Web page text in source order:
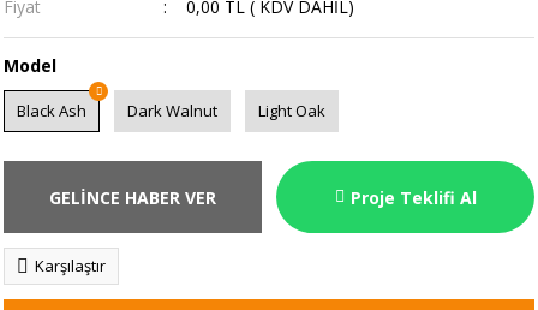
Fiyat
0,00 TL ( KDV DAHİL)
Model
Black Ash Dark Walnut Light Oak
GELİNCE HABER VER Proje Teklifi Al
Karşılaştır